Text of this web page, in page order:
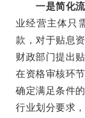
一是简化
业经营主体只
款，对于贴息
财政部门提出
在资格审核环
确定满足条件
行业划分要求